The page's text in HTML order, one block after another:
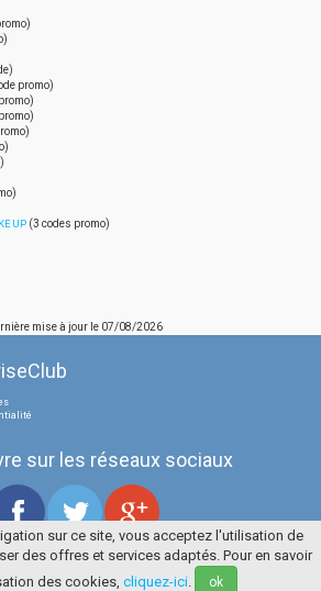
promo)
UP (3 codes promo)
mise à jour le 07/08/2026
sur les réseaux sociaux
Tous droits réservés
La Cerise Bleue 2006 / 2026
sur ce site, vous acceptez l'utilisation de
des offres et services adaptés. Pour en savoir
des cookies, cliquez-ici ok